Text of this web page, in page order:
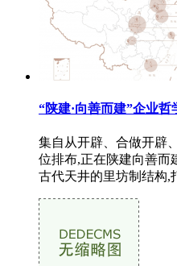
“陕建·向善而建”企业哲
集自从开辟、合做开辟
位排布,正在陕建向善而
古代天井的里坊制结构,